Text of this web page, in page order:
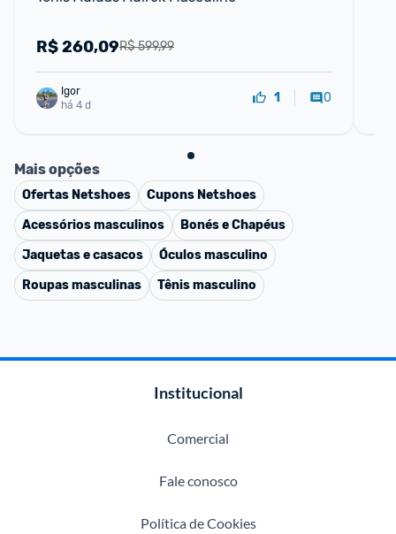
R$ 599,99
R$260,09
Igor
há 4 d
1 0
Mais opções
Ofertas Netshoes Cupons Netshoes
Acessórios masculinos
Bonés e Chapéus
Jaquetas e casacos
Óculos masculino
Roupas masculinas
Tênis masculino
Institucional
Comercial
Fale conosco
Política de Cookies